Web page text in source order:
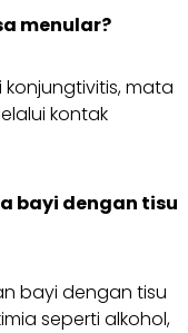
menular?
konjungtivitis, mata
kontak
bayi dengan tisu
bayi dengan tisu
seperti alkohol,